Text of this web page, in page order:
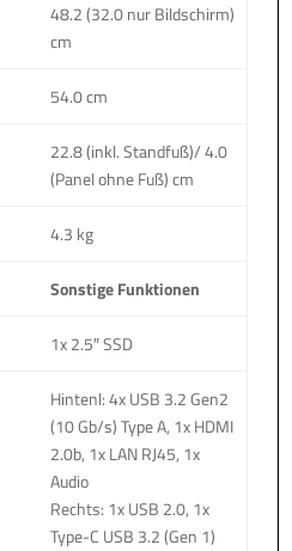
48.2 (32.0 nur Bildschirm)
cm
54.0 cm
22.8 (inkl. Standfuß)/ 4.0
(Panel ohne Fuß) cm
4.3 kg
Sonstige Funktionen
1x 2.5″ SSD
Hintenl: 4x USB 3.2 Gen2
(10 Gb/s) Type A, 1x HDMI
2.0b, 1x LAN RJ45, 1x
Audio
Rechts: 1x USB 2.0, 1x
Type-C USB 3.2 (Gen 1)